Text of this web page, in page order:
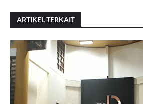
ARTIKEL TERKAIT